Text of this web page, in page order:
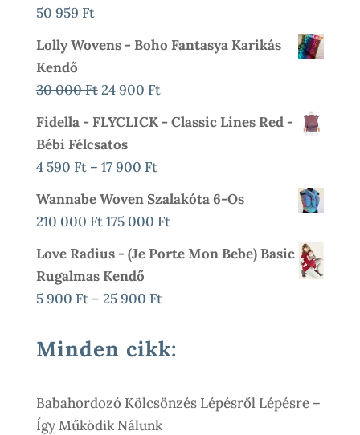
50 959 Ft
Lolly Wovens - Boho Fantasya Karikás
Kendő
30 000Ft Original
Was:
30
000 Ft.
24 900 FtCurrent
Fidella - FLYCLICK - Classic Lines Red -
Bébi Félcsatos
4 590 Ft – 17 900 FtÁrtartomány:
590 Ft
17
Wannabe Woven Szalakóta 6-Os
210 000FtOriginal
Was:
210
000 Ft.
175 000 FtCurrent
Is:
Love Radius - (Je Porte Mon Bebe) Basic
Rugalmas Kendő
5 900 Ft – 25 900 FtÁrtartomány:
900 Ft
900 Ft
Minden cikk:
Babahordozó Kölcsönzés Lépésről Lépésre –
Így Működik Nálunk